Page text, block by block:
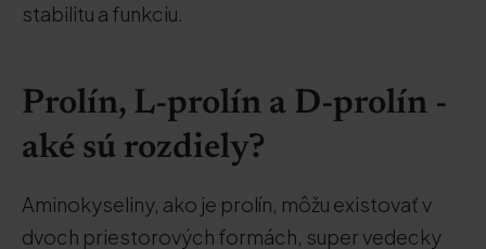
stabilitu a funkciu.
Prolín, L-prolín a D-prolín -
aké sú rozdiely?
Aminokyseliny, ako je prolín, môžu existovať v
dvoch priestorových formách, super vedecky